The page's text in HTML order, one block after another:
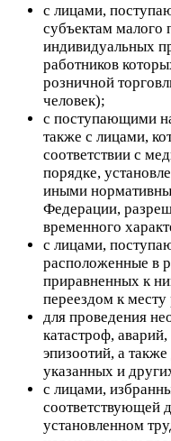
с лицами,
субъектам малого
индивидуальных
работников
розничной
человек);
с поступающими
также с лицами,
соответствии с
порядке,
иными
Федерации,
временного
с лицами,
расположенные в
приравненных к
переездом к
для проведения
катастроф,
эпизоотий, а
указанных и
с лицами,
соответствующей
установленном